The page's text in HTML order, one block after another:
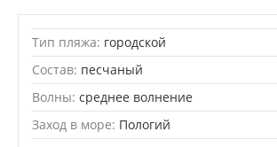
Тип пляжа: городской
Состав: песчаный
Волны: среднее волнение
Заход в море: Пологий